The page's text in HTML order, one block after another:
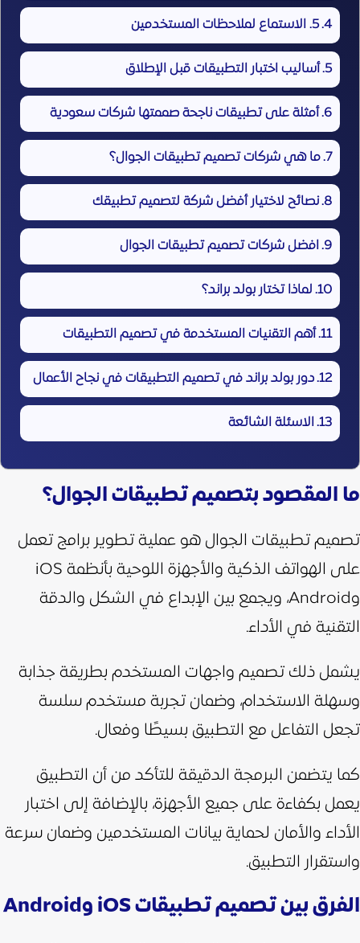
5. الاستماع لملاحظات المستخدمين
أساليب اختبار التطبيقات قبل الإطلاق
أمثلة على تطبيقات ناجحة صممتها شركات سعودية
ما هي شركات تصميم تطبيقات الجوال؟
نصائح لاختيار أفضل شركة لتصميم تطبيقك
افضل شركات تصميم تطبيقات الجوال
لماذا تختار بولد براند؟
أهم التقنيات المستخدمة في تصميم التطبيقات
دور بولد براند في تصميم التطبيقات في نجاح الأعمال
الاسئلة الشائعة
ما المقصود بتصميم تطبيقات الجوال؟
تصميم تطبيقات الجوال هو عملية تطوير برامج تعمل
على الهواتف الذكية والأجهزة اللوحية بأنظمة iOS
وAndroid، ويجمع بين الإبداع في الشكل والدقة
التقنية في الأداء.
يشمل ذلك تصميم واجهات المستخدم بطريقة جذابة
وسهلة الاستخدام، وضمان تجربة مستخدم سلسة
تجعل التفاعل مع التطبيق بسيطًا وفعال.
كما يتضمن البرمجة الدقيقة للتأكد من أن التطبيق
يعمل بكفاءة على جميع الأجهزة، بالإضافة إلى اختبار
الأداء والأمان لحماية بيانات المستخدمين وضمان سرعة
واستقرار التطبيق.
الفرق بين تصميم تطبيقات iOS وAndroid